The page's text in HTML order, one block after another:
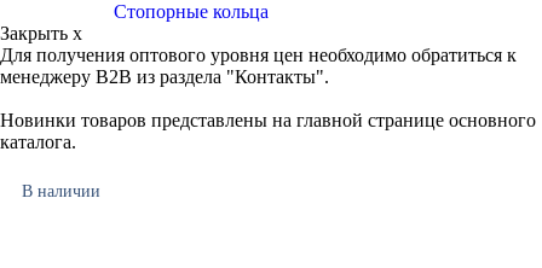
Стопорные кольца
Закрыть x
Для получения оптового уровня цен необходимо обратиться к
менеджеру B2B из раздела "Контакты".
Новинки товаров представлены на главной странице основного
каталога.
В наличии